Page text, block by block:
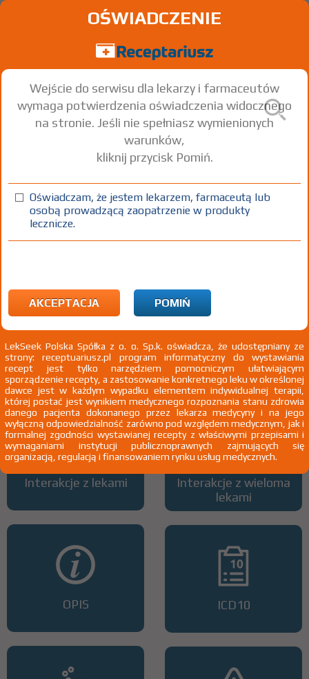
Acetylsalicylic acid
tabl. dojelitowe 75 mg 30 szt. Doustnie
100%
Wszystkie dawki leku
Interakcje z lekami
OPIS
ATC
Interakcje z wieloma
lekami
ICD10
OŚWIADCZENIE
Wejście do serwisu dla lekarzy i farmaceutów
wymaga potwierdzenia oświadczenia widocznego
na stronie. Jeśli nie spełniasz wymienionych
warunków,
kliknij przycisk Pomiń.
Oświadczam, że jestem lekarzem, farmaceutą lub
osobą prowadzącą zaopatrzenie w produkty
lecznicze.
AKCEPTACJA POMIŃ
LekSeek Polska Spółka z o. o. Sp.k. oświadcza, że udostępniany ze
strony: receptuariusz.pl program informatyczny do wystawiania
recept jest tylko narzędziem pomocniczym ułatwiającym
sporządzenie recepty, a zastosowanie konkretnego leku w określonej
dawce jest w każdym wypadku elementem indywidualnej terapii,
której postać jest wynikiem medycznego rozpoznania stanu zdrowia
danego pacjenta dokonanego przez lekarza medycyny i na jego
wyłączną odpowiedzialność zarówno pod względem medycznym, jak i
formalnej zgodności wystawianej recepty z właściwymi przepisami i
wymaganiami instytucji publicznoprawnych zajmujących się
organizacją, regulacją i finansowaniem rynku usług medycznych.